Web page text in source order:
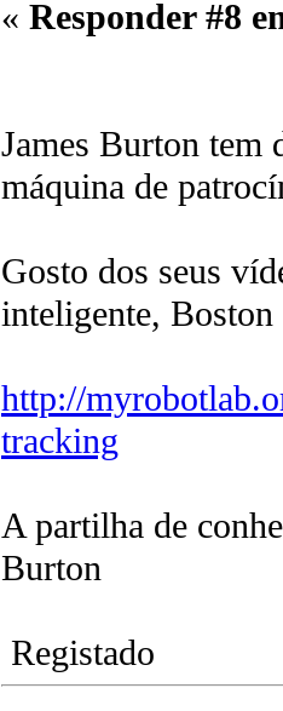
« Responder #8
James Burton tem
máquina de
Gosto dos seus
inteligente,
http://
tracking
A partilha de
Burton
Registado